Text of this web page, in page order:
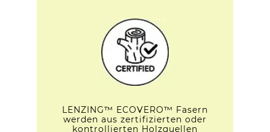
LENZING™ ECOVERO™ Fasern
werden aus zertifizierten oder
kontrollierten Holzquellen